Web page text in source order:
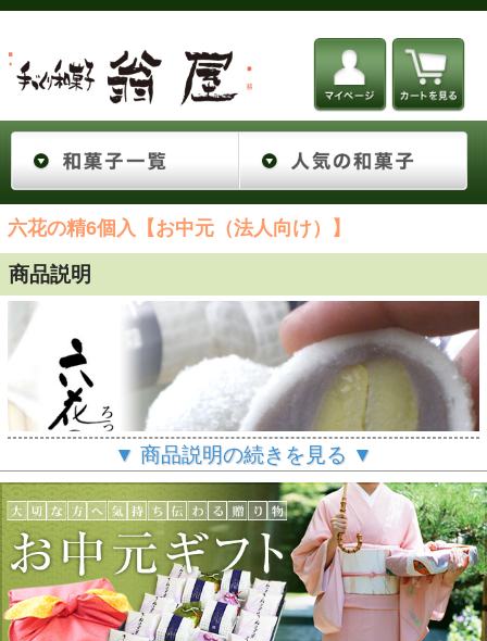
六花の精6個入【お中元（法人向け）】
商品説明
▼ 商品説明の続きを見る ▼